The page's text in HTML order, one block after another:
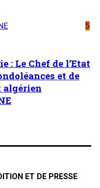
5
: Le Chef de l’Etat
et de
algérien
ET DE PRESSE